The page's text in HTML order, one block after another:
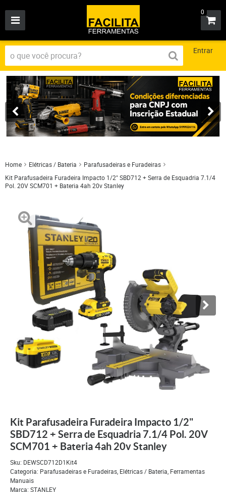
0
Entrar
Home Elétricas / Bateria
Parafusadeiras e Furadeiras
Kit Parafusadeira Furadeira Impacto 1/2" SBD712 + Serra de Esquadria 7.1/4
Pol. 20V SCM701 + Bateria 4ah 20v Stanley
Kit Parafusadeira Furadeira Impacto 1/2"
SBD712 + Serra de Esquadria 7.1/4 Pol. 20V
SCM701 + Bateria 4ah 20v Stanley
Sku: DEWSCD712D1Kit4
Categoria: Parafusadeiras e Furadeiras, Elétricas / Bateria, Ferramentas
Manuais
Marca: STANLEY